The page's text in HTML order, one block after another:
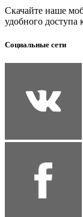
Скачайте наше
удобного доступа
Социальные сети